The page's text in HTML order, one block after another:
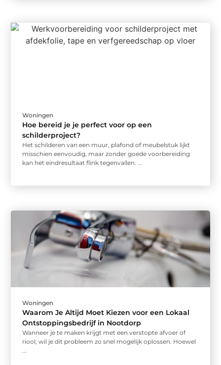
Woningen
Hoe bereid je je perfect voor op een
schilderproject?
Het schilderen van een muur, plafond of meubelstuk lijkt
misschien eenvoudig, maar zonder goede voorbereiding
kan het eindresultaat flink tegenvallen. ...
Woningen
Waarom Je Altijd Moet Kiezen voor een Lokaal
Ontstoppingsbedrijf in Nootdorp
Wanneer je te maken krijgt met een verstopte afvoer of
riool, wil je dit probleem zo snel mogelijk oplossen. Hoewel